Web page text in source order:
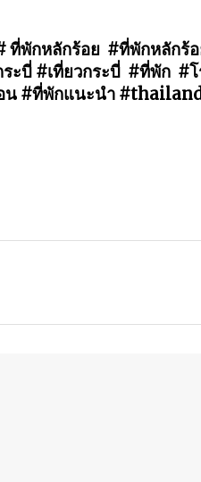
พักหลักร้อย  #ที่พักหลักร้
ะบี่ #เที่ยวกระบี่  #ที่พัก
น #ที่พักแนะนำ